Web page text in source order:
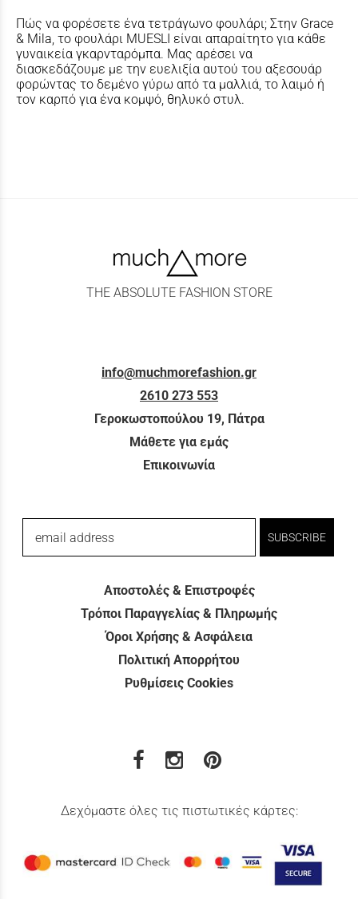
Πώς να φορέσετε ένα τετράγωνο φουλάρι; Στην Grace
& Mila, το φουλάρι MUESLI είναι απαραίτητο για κάθε
γυναικεία γκαρνταρόμπα. Μας αρέσει να
διασκεδάζουμε με την ευελιξία αυτού του αξεσουάρ
φορώντας το δεμένο γύρω από τα μαλλιά, το λαιμό ή
τον καρπό για ένα κομψό, θηλυκό στυλ.
THE ABSOLUTE FASHION STORE
info@muchmorefashion.gr
2610 273 553
Γεροκωστοπούλου 19, Πάτρα
Μάθετε για εμάς
Επικοινωνία
email address SUBSCRIBE
Αποστολές & Επιστροφές
Τρόποι Παραγγελίας & Πληρωμής
Όροι Χρήσης & Ασφάλεια
Πολιτική Απορρήτου
Ρυθμίσεις Cookies
Δεχόμαστε όλες τις πιστωτικές κάρτες: